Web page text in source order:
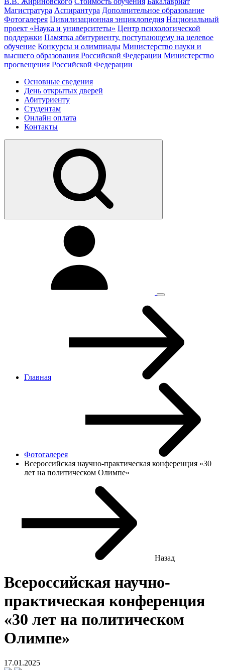
Магистратура Аспирантура Дополнительное образование
Фотогалерея Цивилизационная энциклопедия Национальный
проект «Наука и университеты» Центр психологической
поддержки Памятка абитуриенту, поступающему на целевое
обучение Конкурсы и олимпиады Министерство науки и
высшего образования Российской Федерации Министерство
просвещения Российской Федерации
Основные сведения
День открытых дверей
Абитуриенту
Студентам
Онлайн оплата
Контакты
Главная
Фотогалерея
Всероссийская научно-практическая конференция «30
лет на политическом Олимпе»
Назад
Всероссийская научно-
практическая конференция
«30 лет на политическом
Олимпе»
17.01.2025